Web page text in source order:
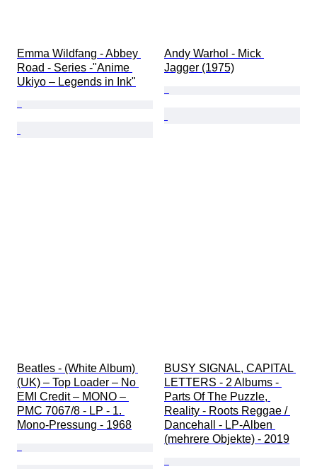
Emma Wildfang - Abbey
Road - Series -"Anime
Ukiyo – Legends in Ink"
Andy Warhol - Mick
Jagger (1975)
Beatles - (White Album)
(UK) – Top Loader – No
EMI Credit – MONO –
PMC 7067/8 - LP - 1.
Mono-Pressung - 1968
BUSY SIGNAL, CAPITAL
LETTERS - 2 Albums -
Parts Of The Puzzle,
Reality - Roots Reggae /
Dancehall - LP-Alben
(mehrere Objekte) - 2019